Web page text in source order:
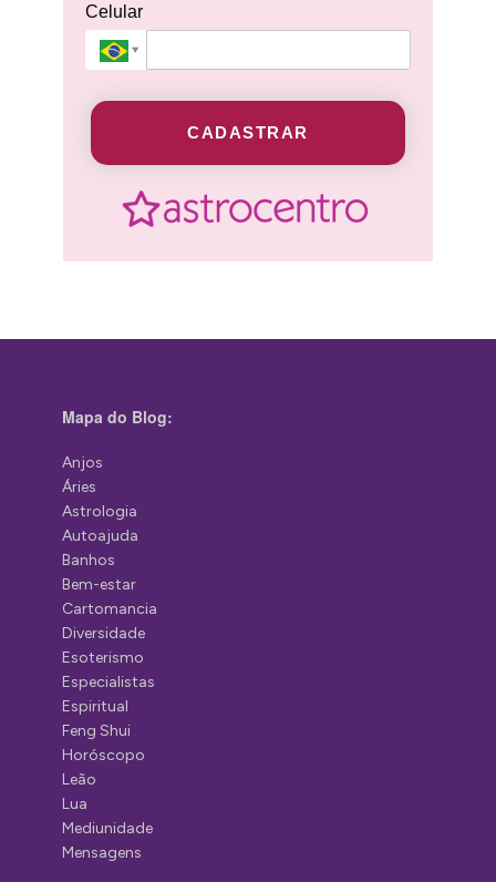
Celular
CADASTRAR
Mapa do Blog:
Anjos
Áries
Astrologia
Autoajuda
Banhos
Bem-estar
Cartomancia
Diversidade
Esoterismo
Especialistas
Espiritual
Feng Shui
Horóscopo
Leão
Lua
Mediunidade
Mensagens